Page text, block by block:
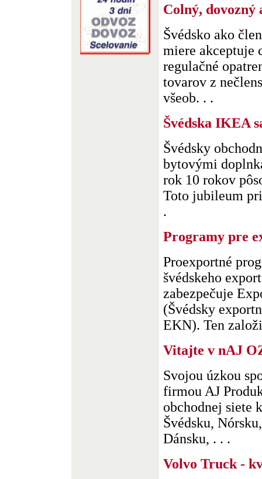
Colný, dovozný
Švédsko ako
miere akceptuje
regulačné
tovarov z
všeob. . .
Švédska IKEA
Švédsky
bytovými
rok 10 rokov
Toto jubileum
.
Programy pre
Proexportné
švédskeho
zabezpečuje
(Švédsky
EKN). Ten
Vitajte v nAJ
Svojou úzkou
firmou AJ
obchodnej siete
Švédsku,
Dánsku, . . .
Volvo Truck -